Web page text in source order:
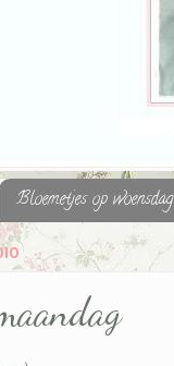
Bloemetjes op woensdag